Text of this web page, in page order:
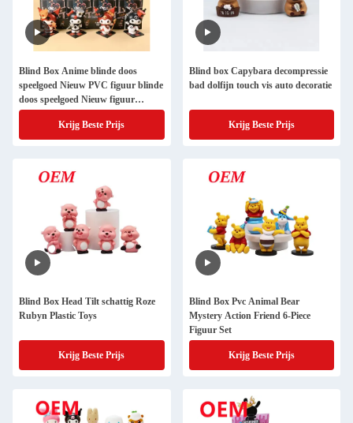
Blind Box Anime blinde doos
speelgoed Nieuw PVC figuur blinde
doos speelgoed Nieuw figuur
speelgoed
Krijg Beste Prijs
Blind box Capybara decompressie
bad dolfijn touch vis auto decoratie
Krijg Beste Prijs
Blind Box Head Tilt schattig Roze
Rubyn Plastic Toys
Krijg Beste Prijs
Blind Box Pvc Animal Bear
Mystery Action Friend 6-Piece
Figuur Set
Krijg Beste Prijs